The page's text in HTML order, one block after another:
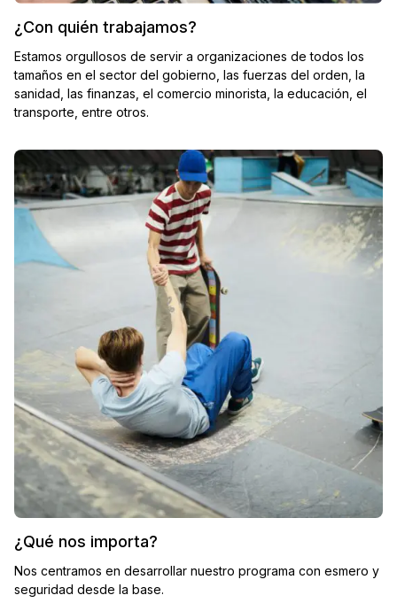
¿Con quién trabajamos?
Estamos orgullosos de servir a organizaciones de todos los
tamaños en el sector del gobierno, las fuerzas del orden, la
sanidad, las finanzas, el comercio minorista, la educación, el
transporte, entre otros.
¿Qué nos importa?
Nos centramos en desarrollar nuestro programa con esmero y
seguridad desde la base.